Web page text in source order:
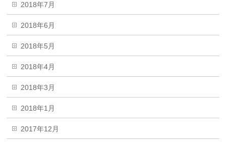
2018年7月
2018年6月
2018年5月
2018年4月
2018年3月
2018年1月
2017年12月